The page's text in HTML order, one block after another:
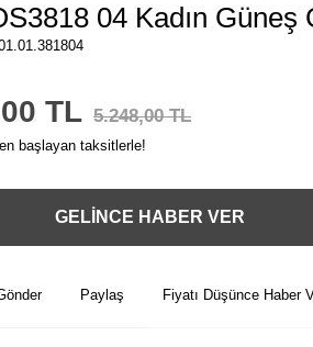
04 Kadın Güneş
TL 5.248,00 TL
başlayan taksitlerle!
GELİNCE HABER VER
Paylaş Fiyatı Düşünce Haber